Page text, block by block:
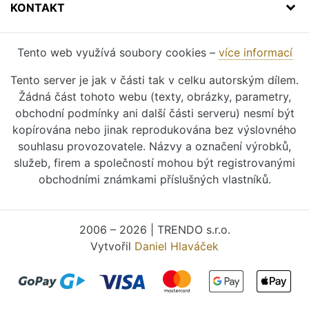
KONTAKT
Tento web využívá soubory cookies – více informací
Tento server je jak v části tak v celku autorským dílem.
Žádná část tohoto webu (texty, obrázky, parametry,
obchodní podmínky ani další části serveru) nesmí být
kopírována nebo jinak reprodukována bez výslovného
souhlasu provozovatele. Názvy a označení výrobků,
služeb, firem a společností mohou být registrovanými
obchodními známkami příslušných vlastníků.
2006 – 2026 | TRENDO s.r.o.
Vytvořil Daniel Hlaváček